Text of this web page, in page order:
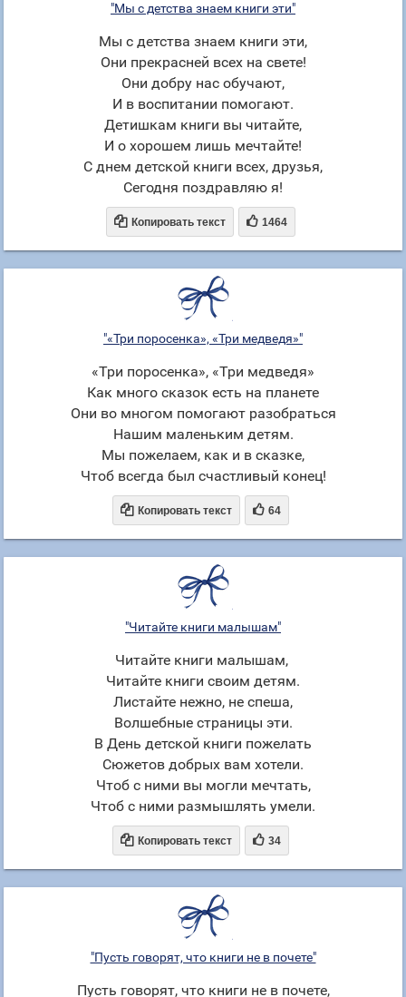
"Мы с детства знаем книги эти"
Мы с детства знаем книги эти,
Они прекрасней всех на свете!
Они добру нас обучают,
И в воспитании помогают.
Детишкам книги вы читайте,
И о хорошем лишь мечтайте!
С днем детской книги всех, друзья,
Сегодня поздравляю я!
 Копировать текст  1464
"«Три поросенка», «Три медведя»"
«Три поросенка», «Три медведя»
Как много сказок есть на планете
Они во многом помогают разобраться
Нашим маленьким детям.
Мы пожелаем, как и в сказке,
Чтоб всегда был счастливый конец!
 Копировать текст  64
"Читайте книги малышам"
Читайте книги малышам,
Читайте книги своим детям.
Листайте нежно, не спеша,
Волшебные страницы эти.
В День детской книги пожелать
Сюжетов добрых вам хотели.
Чтоб с ними вы могли мечтать,
Чтоб с ними размышлять умели.
 Копировать текст  34
"Пусть говорят, что книги не в почете"
Пусть говорят, что книги не в почете,